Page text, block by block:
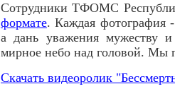
Сотрудники ТФОМС
формате. Каждая фотография
а дань уважения мужеству и
мирное небо над головой.
Скачать видеоролик